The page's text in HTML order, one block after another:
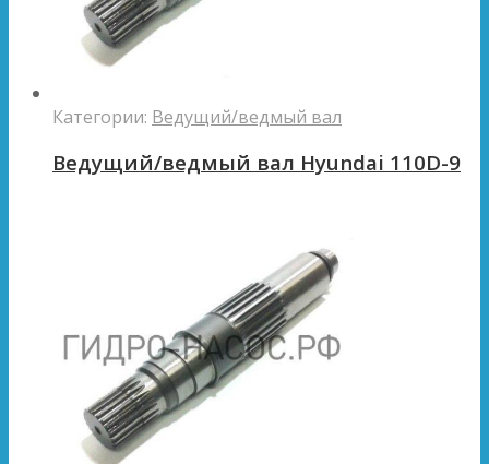
Категории: Ведущий/ведмый вал
Ведущий/ведмый вал Hyundai 110D-9